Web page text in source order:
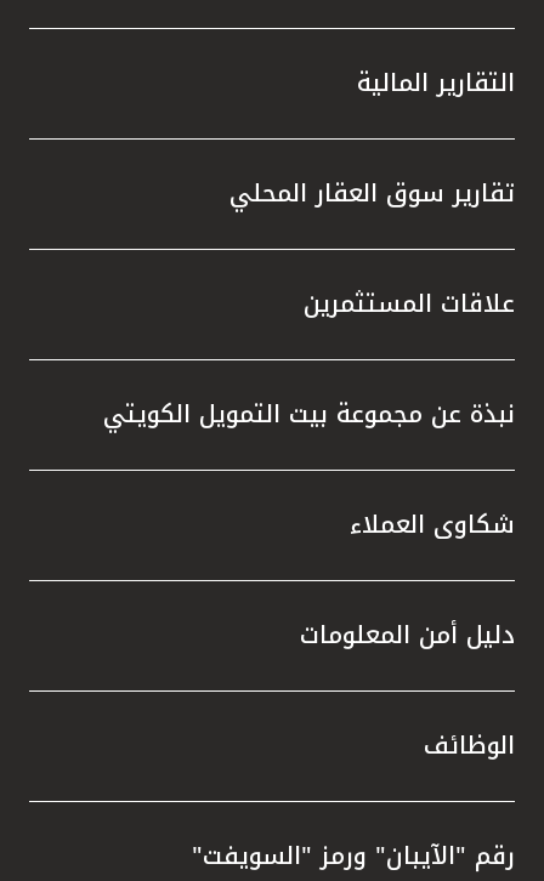
التقارير المالية
تقارير سوق العقار المحلي
علاقات المستثمرين
نبذة عن مجموعة بيت التمويل الكويتي
شكاوى العملاء
دليل أمن المعلومات
الوظائف
رقم "الآيبان" ورمز "السويفت"